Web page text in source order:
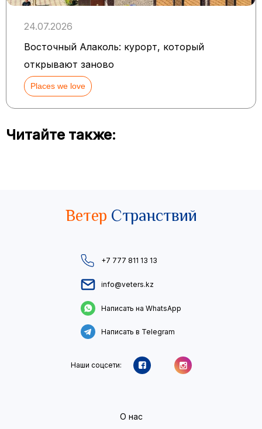
24.07.2026
Восточный Алаколь: курорт, который
открывают заново
Places we love
Читайте также:
Ветер Странствий
+7 777 811 13 13
info@veters.kz
Написать на WhatsApp
Написать в Telegram
Наши соцсети:
О нас